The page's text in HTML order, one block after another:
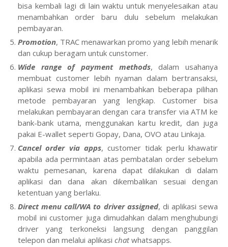
bisa kembali lagi di lain waktu untuk menyelesaikan atau
menambahkan order baru dulu sebelum melakukan
pembayaran.
Promotion, TRAC menawarkan promo yang lebih menarik
dan cukup beragam untuk cunstomer.
Wide range of payment methods, dalam usahanya
membuat customer lebih nyaman dalam bertransaksi,
aplikasi sewa mobil ini menambahkan beberapa pilihan
metode pembayaran yang lengkap. Customer bisa
melakukan pembayaran dengan cara transfer via ATM ke
bank-bank utama, menggunakan kartu kredit, dan juga
pakai E-wallet seperti Gopay, Dana, OVO atau Linkaja.
Cancel order via apps, customer tidak perlu khawatir
apabila ada permintaan atas pembatalan order sebelum
waktu pemesanan, karena dapat dilakukan di dalam
aplikasi dan dana akan dikembalikan sesuai dengan
ketentuan yang berlaku.
Direct menu call/WA to driver assigned, di aplikasi sewa
mobil ini customer juga dimudahkan dalam menghubungi
driver yang terkoneksi langsung dengan panggilan
telepon dan melalui aplikasi chatwhatsapps.